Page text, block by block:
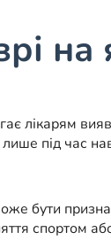
на
лікарям
під час
бути
спортом